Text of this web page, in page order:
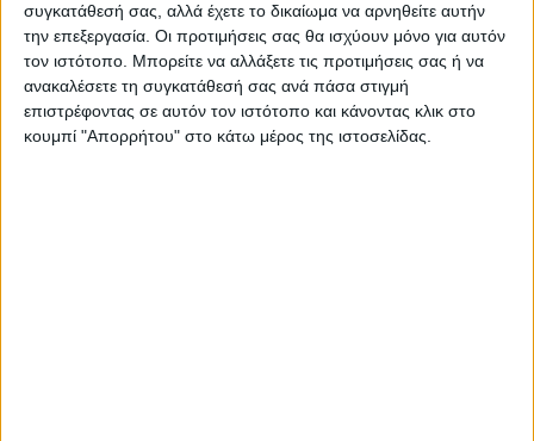
συγκατάθεσή σας, αλλά έχετε το δικαίωμα να αρνηθείτε αυτήν
την επεξεργασία. Οι προτιμήσεις σας θα ισχύουν μόνο για αυτόν
τον ιστότοπο. Μπορείτε να αλλάξετε τις προτιμήσεις σας ή να
ανακαλέσετε τη συγκατάθεσή σας ανά πάσα στιγμή
επιστρέφοντας σε αυτόν τον ιστότοπο και κάνοντας κλικ στο
κουμπί "Απορρήτου" στο κάτω μέρος της ιστοσελίδας.
Ο Πρόεδρος
Χαλανούλης Απόστολος
Ο Γενικός Γραμματέας